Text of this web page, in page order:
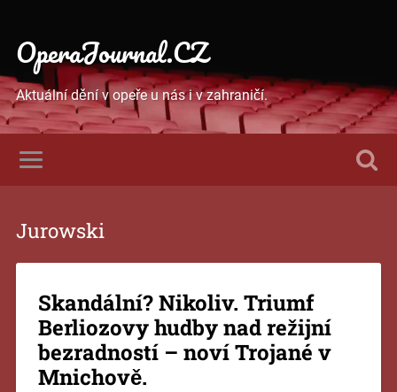
OperaJournal.CZ
Aktuální dění v opeře u nás i v zahraničí.
Jurowski
Skandální? Nikoliv. Triumf
Berliozovy hudby nad režijní
bezradností – noví Trojané v
Mnichově.